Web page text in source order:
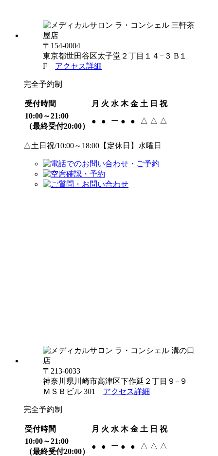
〒154-0004
東京都世田谷区太子堂２丁目１４−３ B１
F アクセス詳細
完全予約制
受付時間 月 火 水 木 金 土 日 祝
10:00～21:00
（最終受付20:00）
● ● ー ● ● △ △ △
△土日祝/10:00～18:00【定休日】水曜日
〒213-0033
神奈川県川崎市高津区下作延２丁目９−９
ＭＳＢビル 301 アクセス詳細
完全予約制
受付時間 月 火 水 木 金 土 日 祝
10:00～21:00
（最終受付20:00）
● ● ー ● ● △ △ △